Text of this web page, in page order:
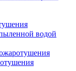
водой